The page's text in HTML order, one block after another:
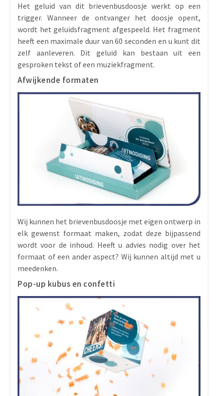
Het geluid van dit brievenbusdoosje werkt op een
trigger. Wanneer de ontvanger het doosje opent,
wordt het geluidsfragment afgespeeld. Het fragment
heeft een maximale duur van 60 seconden en u kunt dit
zelf aanleveren. Dit geluid kan bestaan uit een
gesproken tekst of een muziekfragment.
Afwijkende formaten
Wij kunnen het brievenbusdoosje met eigen ontwerp in
elk gewenst formaat maken, zodat deze bijpassend
wordt voor de inhoud. Heeft u advies nodig over het
formaat of een ander aspect? Wij kunnen altijd met u
meedenken.
Pop-up kubus en confetti